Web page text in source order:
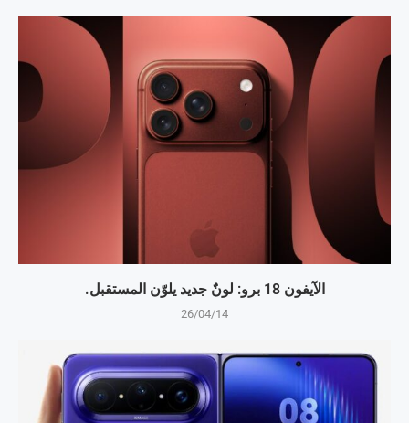
الآيفون 18 برو: لونٌ جديد يلوّن المستقبل.
26/04/14